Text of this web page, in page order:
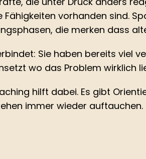
Fähigkeiten vorhanden sind.
die merken dass
Sie haben bereits viel
wo das Problem wirklich
hilft dabei. Es gibt
immer wieder auftauchen.